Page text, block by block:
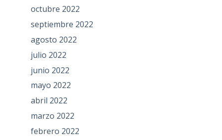
octubre 2022
septiembre 2022
agosto 2022
julio 2022
junio 2022
mayo 2022
abril 2022
marzo 2022
febrero 2022